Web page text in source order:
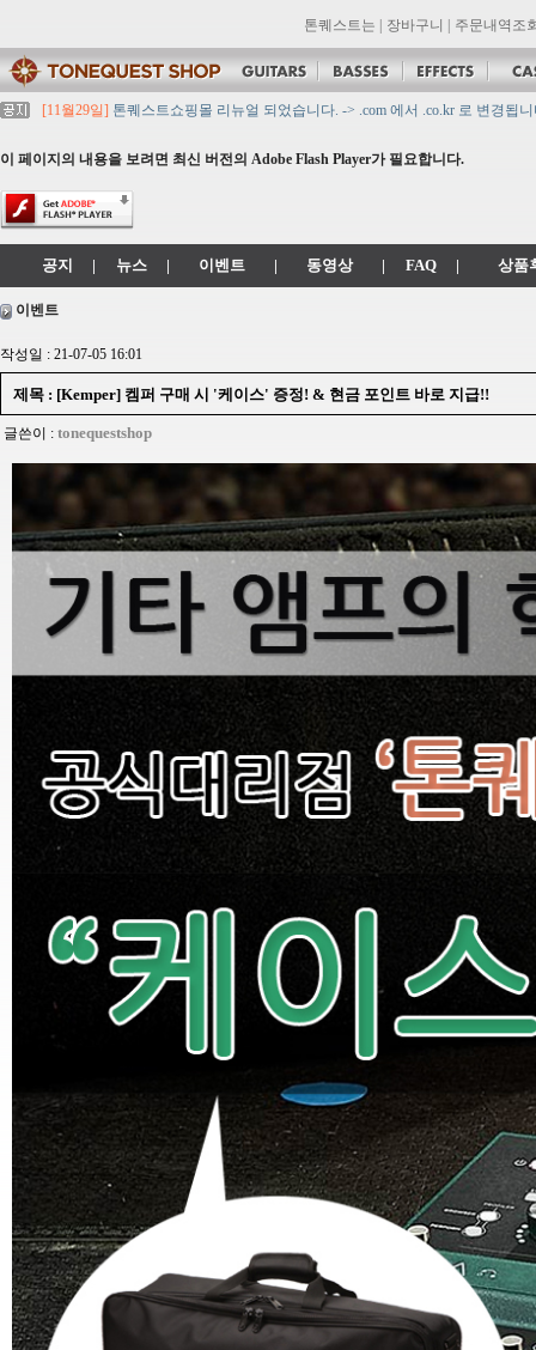
톤퀘스트는 장바구니 주문내역조
[11월29일] 톤퀘스트쇼핑몰 리뉴얼 되었습니다. -> .com 에서 .co.kr 로 변경됩
[11월29일][대리점 모집] Gretsch, Jackson 대리점 모집!! 그레치기타, 잭슨기타
[11월29일]
2021년 추석 영업 시간 & 배송 공지
이 페이지의 내용을 보려면 최신 버전의 Adobe Flash Player가 필요합니다.
공지 | 뉴스 | 이벤트 | 동영상 | FAQ | 상품
이벤트
작성일 : 21-07-05 16:01
제목 : [Kemper] 켐퍼 구매 시 '케이스' 증정! & 현금 포인트 바로 지급!!
글쓴이 : tonequestshop